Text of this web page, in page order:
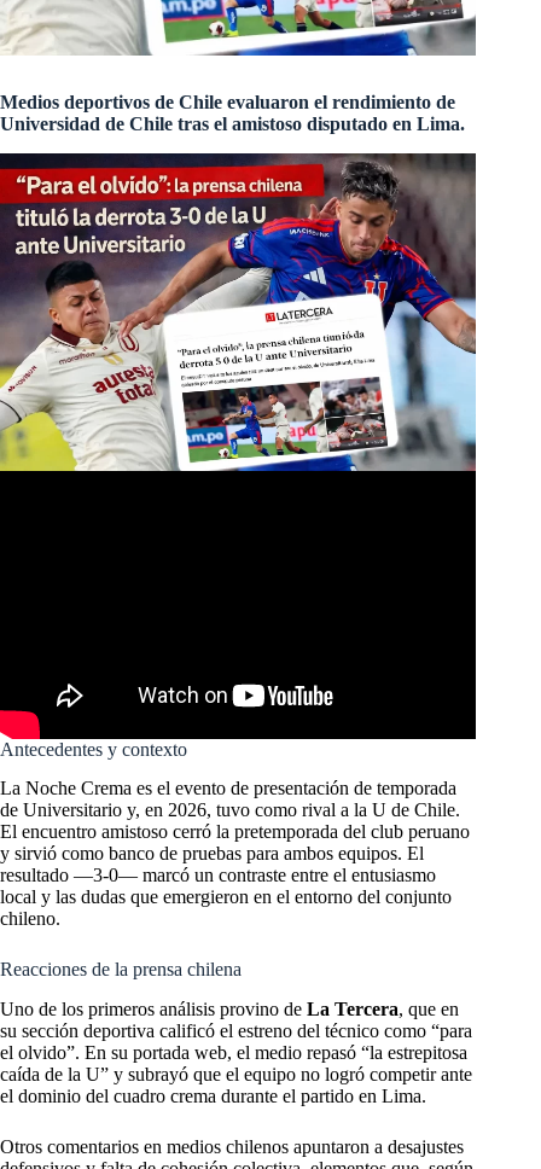
Medios deportivos de Chile evaluaron el rendimiento de
Universidad de Chile tras el amistoso disputado en Lima.
Antecedentes y contexto
La Noche Crema es el evento de presentación de temporada
de Universitario y, en 2026, tuvo como rival a la U de Chile.
El encuentro amistoso cerró la pretemporada del club peruano
y sirvió como banco de pruebas para ambos equipos. El
resultado —3-0— marcó un contraste entre el entusiasmo
local y las dudas que emergieron en el entorno del conjunto
chileno.
Reacciones de la prensa chilena
Uno de los primeros análisis provino de La Tercera, que en
su sección deportiva calificó el estreno del técnico como “para
el olvido”. En su portada web, el medio repasó “la estrepitosa
caída de la U” y subrayó que el equipo no logró competir ante
el dominio del cuadro crema durante el partido en Lima.
Otros comentarios en medios chilenos apuntaron a desajustes